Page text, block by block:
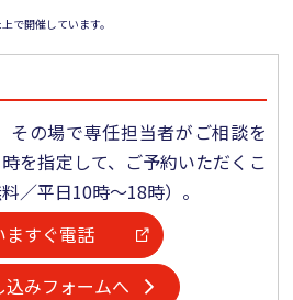
で開催しています。
その場で専任担当者がご相談を
を指定して、ご予約いただくこ
／平日10時～18時）。
ますぐ電話
込みフォームへ